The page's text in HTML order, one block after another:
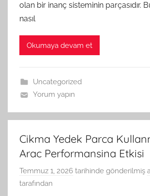
olan bir inanç sisteminin parçasıdır.
nasıl
Okumaya devam et
Uncategorized
Yorum yapın
Cikma Yedek Parca
Arac Performansina Etkisi
Temmuz 1, 2026 tarihinde gönderilmiş
tarafından